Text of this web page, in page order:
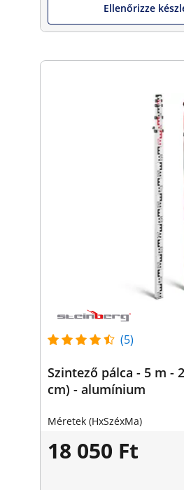
Ellenőrizze
(5)
Szintező pálca - 5 m -
cm) - alumínium
Méretek (HxSzéxMa)
18 050 Ft